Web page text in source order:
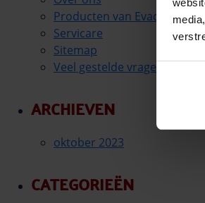
Producten van Evac Chair
Servicare
Sitemap
Veel gestelde vragen
ARCHIEVEN
oktober 2023
CATEGORIEËN